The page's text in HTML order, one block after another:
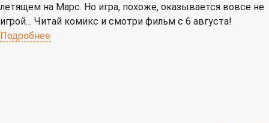
летящем на Марс. Но игра, похоже, оказывается вовсе не
игрой… Читай комикс и смотри фильм с 6 августа!
Подробнее